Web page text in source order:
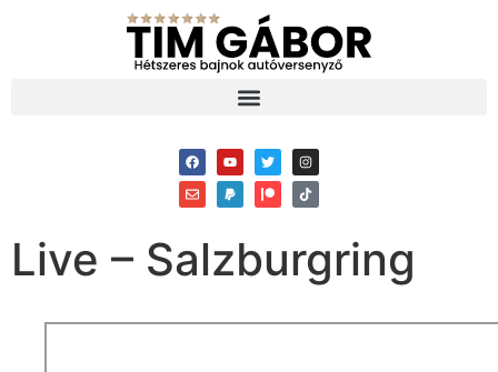
Live – Salzburgring